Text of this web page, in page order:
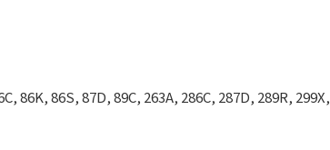
86K, 86S, 87D, 89C, 263A, 286C, 287D, 289R, 299X,